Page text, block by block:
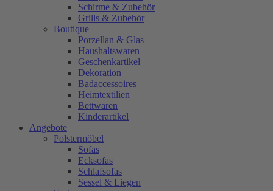
Schirme & Zubehör
Grills & Zubehör
Boutique
Porzellan & Glas
Haushaltswaren
Geschenkartikel
Dekoration
Badaccessoires
Heimtextilien
Bettwaren
Kinderartikel
Angebote
Polstermöbel
Sofas
Ecksofas
Schlafsofas
Sessel & Liegen